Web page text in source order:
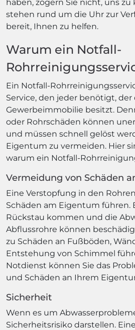
haben, zögern Sie nicht, uns
stehen rund um die Uhr zur
bereit, Ihnen zu helfen.
Warum ein Notfall-
Ein Notfall-
Service, den jeder benötigt, der
Gewerbeimmobilie besitzt.
oder Rohrschäden können
und müssen schnell gelöst
Eigentum zu vermeiden. Hier
warum ein Notfall-
Vermeidung von Schäden
Eine Verstopfung in den
Schäden am Eigentum führen.
Rückstau kommen und die
Abflussrohre können
zu Schäden an Fußböden,
Entstehung von Schimmel
Notdienst können Sie das
und Schäden an Ihrem
Sicherheit
Wenn es um
Sicherheitsrisiko darstellen.